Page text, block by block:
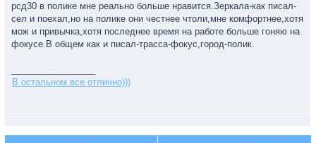
рсд30 в полике мне реально больше нравится.Зеркала-как писал-
сел и поехал,но на полике они честнее чтоли,мне комфортнее,хотя
мож и привычка,хотя последнее время на работе больше гоняю на
фокусе.В общем как и писал-трасса-фокус,город-полик.
В остальном все отлично)))